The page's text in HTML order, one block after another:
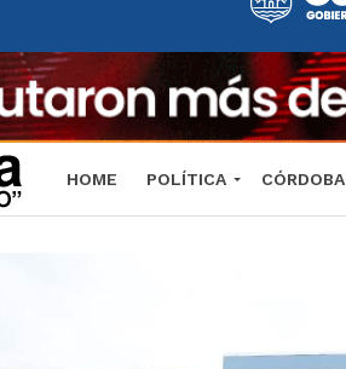
HOME POLÍTICA CÓRDOBA